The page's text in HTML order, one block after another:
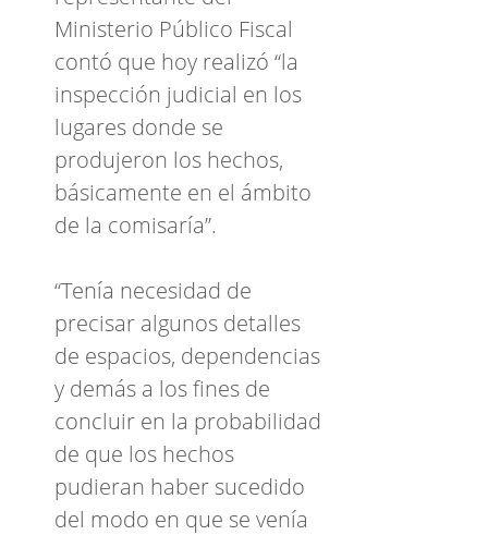
Ministerio Público Fiscal
contó que hoy realizó “la
inspección judicial en los
lugares donde se
produjeron los hechos,
básicamente en el ámbito
de la comisaría”.
“Tenía necesidad de
precisar algunos detalles
de espacios, dependencias
y demás a los fines de
concluir en la probabilidad
de que los hechos
pudieran haber sucedido
del modo en que se venía